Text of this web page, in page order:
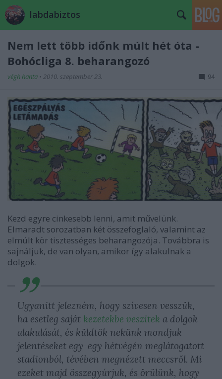
labdabiztos
Nem lett több időnk múlt hét óta -
Bohócliga 8. beharangozó
végh hanta • 2010. szeptember 23. 94
Kezd egyre cinkesebb lenni, amit művelünk.
Elmaradt sorozatban két összefoglaló, valamint az
elmúlt kör tisztességes beharangozója. Továbbra is
sajnáljuk, de van olyan, amikor így alakulnak a
dolgok.
Ugyanitt jelezném, hogy szívesen vesszük,
ha esetleg saját kezetekbe veszitek a dolgok
alakulását, és küldtök nekünk mondjuk
jelentéseket egy-egy hétvégén meglátogatott
stadionból, tévében megnézett meccsről. Mi
ezeket majd összegyúrjuk, és örülünk, hogy